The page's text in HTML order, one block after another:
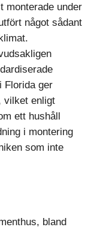
monterade under
något sådant
Florida ger
vilket enligt
ett hushåll
i montering
som inte
bland